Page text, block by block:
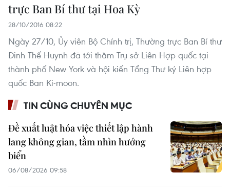
trực Ban Bí thư tại Hoa Kỳ
28/10/2016 08:22
Ngày 27/10, Ủy viên Bộ Chính trị, Thường trực Ban Bí thư
Đinh Thế Huynh đã tới thăm Trụ sở Liên Hợp quốc tại
thành phố New York và hội kiến Tổng Thư ký Liên hợp
quốc Ban Ki-moon.
TIN CÙNG CHUYÊN MỤC
Đề xuất luật hóa việc thiết lập hành
lang không gian, tầm nhìn hướng
biển
06/08/2026 09:58